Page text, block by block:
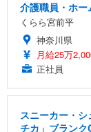
介護職員・ホ
くらら宮前平
神奈川県
月給25万
正社員
スニーカー・
チカ」ブラン